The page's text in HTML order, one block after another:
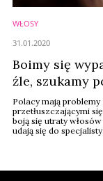
WŁOSY
Boimy się
źle, szukamy
Polacy mają problemy
przetłuszczającymi
boją się utraty
udają się do
31.01.2020